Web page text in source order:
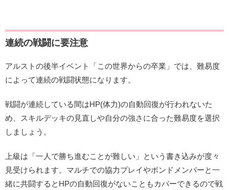
連続の戦闘に要注意
アルストの後半イベント「この世界からの卒業」では、難易度
によって連続の戦闘状態になります。
戦闘が連続している間はHP(体力)の自動回復が行われないた
め、スキルデッキの見直しや自分の強さに合った難易度を選択
しましょう。
上級は「一人で勝ち進むことが難しい」という書き込みが度々
見受けられます。マルチでの協力プレイやボンドメンバーと一
緒に共闘するとHPの自動回復がないこともカバーできるので戦